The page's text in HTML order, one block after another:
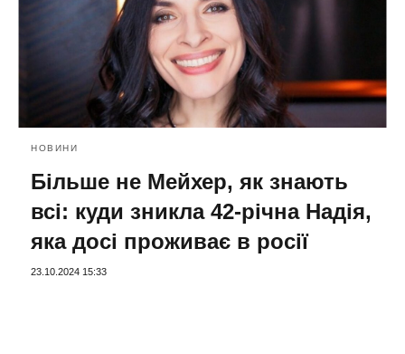
НОВИНИ
Більше не Мейхер, як знають
всі: куди зникла 42-річна Надія,
яка досі проживає в росії
23.10.2024 15:33